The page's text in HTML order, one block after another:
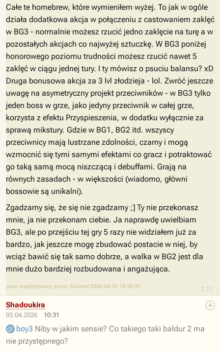
2.11
Całe te homebrew, które wymieniłem wyżej. To jak w ogóle
działa dodatkowa akcja w połączeniu z castowaniem zaklęć
w BG3 - normalnie możesz rzucić jedno zaklęcie na turę a w
pozostałych akcjach co najwyżej sztuczkę. W BG3 poniżej
honorowego poziomu trudności możesz rzucić nawet 5
zaklęć w ciągu jednej tury. I ty mówisz o psuciu balansu? xD
Druga bonusowa akcja za 3 lvl złodzieja - lol. Zwróć jeszcze
uwagę na asymetryczny projekt przeciwników - w BG3 tylko
jeden boss w grze, jako jedyny przeciwnik w całej grze,
korzysta z efektu Przyspieszenia, w dodatku wyłącznie za
sprawą mikstury. Gdzie w BG1, BG2 itd. wszyscy
przeciwnicy mają lustrzane zdolności, czarny i mogą
wzmocnić się tymi samymi efektami co gracz i potraktować
go taką samą mocą niszczącą i debuffami. Grają na
równych zasadach - w większości (wiadomo, główni
bossowie są unikalni).
Zgadzamy się, że się nie zgadzamy ;] Ty nie przekonasz
mnie, ja nie przekonam ciebie. Ja naprawdę uwielbiam
BG3, ale po przejściu tej gry 5 razy nie widziałem już za
bardzo, jak jeszcze mogę zbudować postacie w niej, by
wciąż bawić się tak samo dobrze, a walka w BG2 jest dla
mnie dużo bardziej rozbudowana i angażująca.
post wyedytowany przez Silvaren 2026-04-03 19:39:35
03.04.2026 10:31
Shadoukira
boy3 Niby w jakim sensie? Co takiego taki baldur 2 ma
nie przystępnego?